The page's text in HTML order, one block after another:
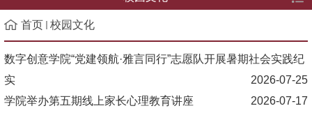
首页 校园文化
数字创意学院“党建领航·雅言同行”志愿队开展暑期社会实践纪
实
2026-07-25
学院举办第五期线上家长心理教育讲座
2026-07-17